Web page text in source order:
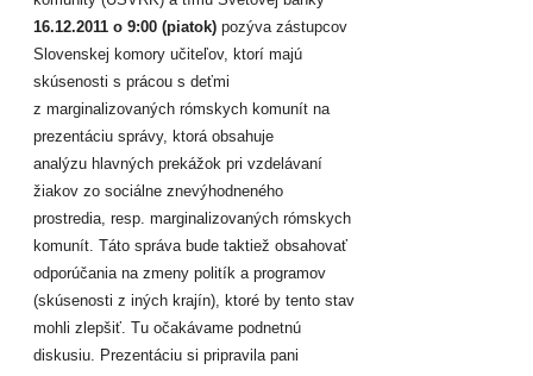
16.12.2011 o 9:00 (piatok) pozýva zástupcov
Slovenskej komory učiteľov, ktorí majú
skúsenosti s prácou s deťmi
z marginalizovaných rómskych komunít na
prezentáciu správy, ktorá obsahuje
analýzu hlavných prekážok pri vzdelávaní
žiakov zo sociálne znevýhodneného
prostredia, resp. marginalizovaných rómskych
komunít. Táto správa bude taktiež obsahovať
odporúčania na zmeny politík a programov
(skúsenosti z iných krajín), ktoré by tento stav
mohli zlepšiť. Tu očakávame podnetnú
diskusiu. Prezentáciu si pripravila pani